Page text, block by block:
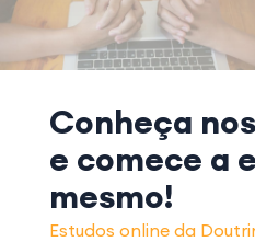
Conheça
e comece a
mesmo!
Estudos online da